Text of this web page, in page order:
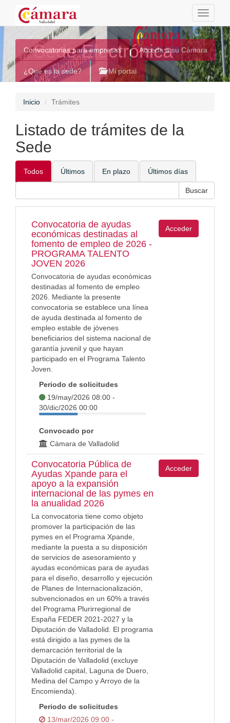
Toggle
Sede Electrónica
Convocatorias para empresas Acceda a su Cámara
¿Qué es la sede? Mi portal
Inicio Trámites
Listado de trámites de la
Sede
Todos Últimos En plazo Últimos días
Convocatoria de ayudas
económicas destinadas al
fomento de empleo de 2026 -
PROGRAMA TALENTO
JOVEN 2026
Convocatoria de ayudas económicas
destinadas al fomento de empleo
2026. Mediante la presente
convocatoria se establece una línea
de ayuda destinada al fomento de
empleo estable de jóvenes
beneficiarios del sistema nacional de
garantía juvenil y que hayan
participado en el Programa Talento
Joven.
Periodo de solicitudes
19/may/2026 08:00 -
30/dic/2026 00:00
Convocado por
Cámara de Valladolid
Acceder
Convocatoria Pública de
Ayudas Xpande para el
apoyo a la expansión
internacional de las pymes en
la anualidad 2026
La convocatoria tiene como objeto
promover la participación de las
pymes en el Programa Xpande,
mediante la puesta a su disposición
de servicios de asesoramiento y
ayudas económicas para de ayudas
para el diseño, desarrollo y ejecución
de Planes de Internacionalización,
subvencionados en un 60% a través
del Programa Plurirregional de
España FEDER 2021-2027 y la
Diputación de Valladolid. El programa
está dirigido a las pymes de la
demarcación territorial de la
Diputación de Valladolid (excluye
Valladolid capital, Laguna de Duero,
Medina del Campo y Arroyo de la
Encomienda).
Periodo de solicitudes
13/mar/2026 09:00 -
Acceder